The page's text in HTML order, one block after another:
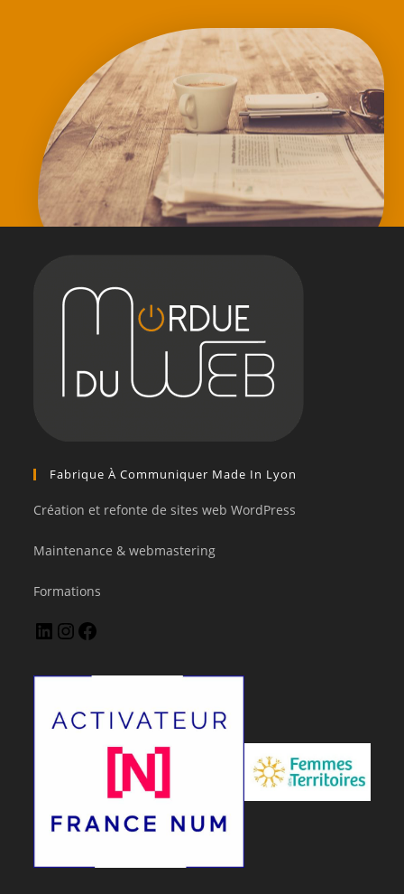
Fabrique À Communiquer Made In Lyon
Création et refonte de sites web WordPress
Maintenance & webmastering
Formations